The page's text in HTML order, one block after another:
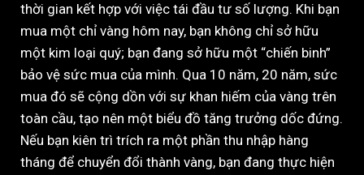
thời gian kết hợp với việc tái đầu tư số lượng. Khi bạn
mua một chỉ vàng hôm nay, bạn không chỉ sở hữu
một kim loại quý; bạn đang sở hữu một “chiến binh”
bảo vệ sức mua của mình. Qua 10 năm, 20 năm, sức
mua đó sẽ cộng dồn với sự khan hiếm của vàng trên
toàn cầu, tạo nên một biểu đồ tăng trưởng dốc đứng.
Nếu bạn kiên trì trích ra một phần thu nhập hàng
tháng để chuyển đổi thành vàng, bạn đang thực hiện